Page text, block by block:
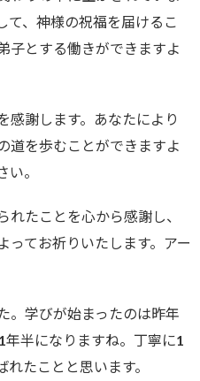
て、神様の祝福を届けるこ
子とする働きができますよ
感謝します。あなたにより
道を歩むことができますよ
。
たことを心から感謝し、
ってお祈りいたします。アー
。学びが始まったのは昨年
半になりますね。丁寧に1
たことと思います。